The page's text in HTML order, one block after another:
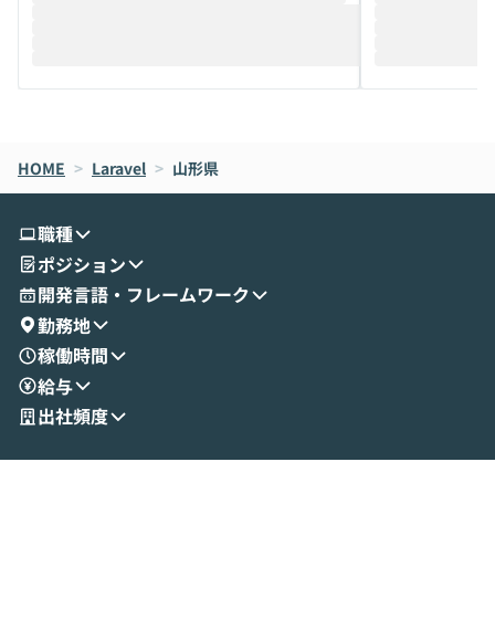
メルカリでの判断基準をもとに「なぜClau
oworkの基本的な機能をご紹介いただきま
す。 続く公開デモでは、実際にCoworkを
せいただきます。数分でワークフローが完
成する手軽さや、Gmail等の外部サービス
とセキュアに連携できるポイントなど、実
演を通じて具体的なイメージをお届けしま
す。 後半のディスカッションでは、セキュ
リティの考え方や社内導入の進め方など、
現場目線でさらに深掘りしていきます。
「自分の業務をAIで自動化してみたいけ
いう方にこそ参加いただきたいイベントで
それぞれの本当
ント構築の最前
HOME > Laravel > 山形県
職種
ポジション
開発言語・フレームワーク
勤務地
稼働時間
給与
出社頻度